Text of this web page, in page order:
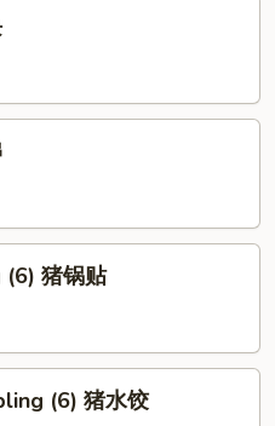
猪锅贴
(6) 猪水饺